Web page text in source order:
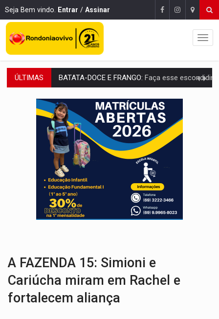
Seja Bem vindo. Entrar / Assinar
ÚLTIMAS BARREIRA NATURAL:Desmate da Amazônia corta chuvas no Sul e ameaça
:Anvisa libera venda de medicamentos pela Shopee, mas
MAIS RIGOR:Nova lei endurece punição por abuso sexual contra
POLUIÇÃO E RISCOS:Retirada de fiação irregular avança no país e em PVH
VÍDEO:Armado com machado, homem ameaça matar sobrinha grávida e
TRIBUNAL DO CRIME: Homem é espancado por facção criminosa
VÍDEO: Perseguição é registrada no shopping após colombiana furtar
LUDOPATIA: Apostas online começam a afetar produtividade e rotina
A FAZENDA 15: Simioni e
Cariúcha miram em Rachel e
fortalecem aliança